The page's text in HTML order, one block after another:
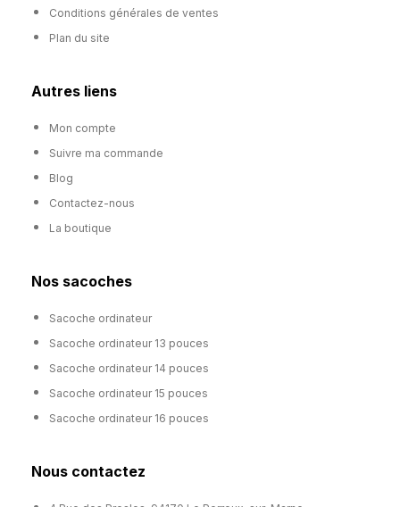
Conditions générales de ventes
Plan du site
Autres liens
Mon compte
Suivre ma commande
Blog
Contactez-nous
La boutique
Nos sacoches
Sacoche ordinateur
Sacoche ordinateur 13 pouces
Sacoche ordinateur 14 pouces
Sacoche ordinateur 15 pouces
Sacoche ordinateur 16 pouces
Nous contactez